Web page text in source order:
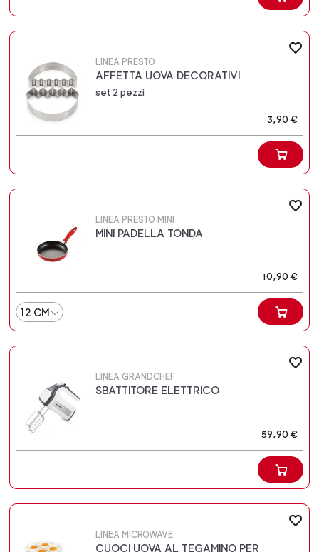
LINEA PRESTO
AFFETTA UOVA DECORATIVI
set 2 pezzi
3,90 €
LINEA PRESTO MINI
MINI PADELLA TONDA
10,90 €
12 CM
LINEA GRANDCHEF
SBATTITORE ELETTRICO
59,90 €
LINEA MICROWAVE
CUOCI UOVA AL TEGAMINO PER